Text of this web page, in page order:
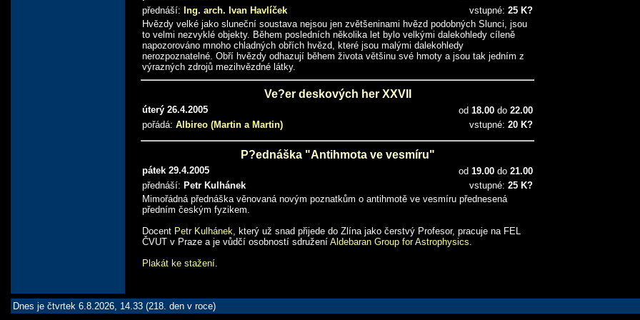
přednáší: Ing. arch. Ivan Havlíček vstupné: 25 K?
Hvězdy velké jako sluneční soustava nejsou jen zvětšeninami hvězd podobných Slunci, jsou
to velmi nezvyklé objekty. Během posledních několika let bylo velkými dalekohledy cíleně
napozorováno mnoho chladných obřích hvězd, které jsou malými dalekohledy
nerozpoznatelné. Obří hvězdy odhazují během života většinu své hmoty a jsou tak jedním z
výrazných zdrojů mezihvězdné látky.
Ve?er deskových her XXVII
úterý 26.4.2005 od 18.00 do 22.00
pořádá: Albireo (Martin a Martin) vstupné: 20 K?
P?ednáška "Antihmota ve vesmíru"
pátek 29.4.2005 od 19.00 do 21.00
přednáší: Petr Kulhánek vstupné: 25 K?
Mimořádná přednáška věnovaná novým poznatkům o antihmotě ve vesmíru přednesená
předním českým fyzikem.
Docent Petr Kulhánek , který už snad přijede do Zlína jako čerstvý Profesor, pracuje na FEL
ČVUT v Praze a je vůdčí osobností sdružení Aldebaran Group for Astrophysics.
Plakát ke stažení
Dnes je čtvrtek 6.8.2026, 14.33 (218. den v roce)